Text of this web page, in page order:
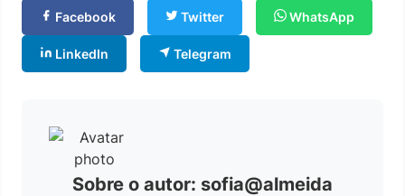
Facebook Twitter WhatsApp
LinkedIn Telegram
Sobre o autor: sofia@almeida